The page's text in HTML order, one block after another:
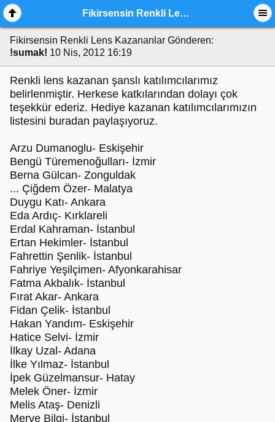
Fikirsensin Renkli Lens Kazananlar
Fikirsensin Renkli Lens Kazananlar Gönderen:
!sumak! 10 Nis, 2012 16:19
Renkli lens kazanan şanslı katılımcılarımız
belirlenmiştir. Herkese katkılarından dolayı çok
teşekkür ederiz. Hediye kazanan katılımcılarımızın
listesini buradan paylaşıyoruz.
Arzu Dumanoglu- Eskişehir
Bengü Türemenoğulları- İzmir
Berna Gülcan- Zonguldak
... Çiğdem Özer- Malatya
Duygu Katı- Ankara
Eda Ardıç- Kırklareli
Erdal Kahraman- İstanbul
Ertan Hekimler- İstanbul
Fahrettin Şenlik- İstanbul
Fahriye Yeşilçimen- Afyonkarahisar
Fatma Akbalık- İstanbul
Fırat Akar- Ankara
Fidan Çelik- İstanbul
Hakan Yandım- Eskişehir
Hatice Selvi- İzmir
İlkay Uzal- Adana
İlke Yılmaz- İstanbul
İpek Güzelmansur- Hatay
Melek Öner- İzmir
Melis Ataş- Denizli
Merve Bilgi- İstanbul